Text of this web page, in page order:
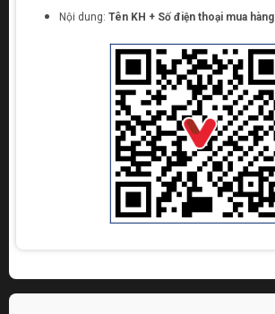
Nội dung: Tên KH + Số điện thoại mua hàng